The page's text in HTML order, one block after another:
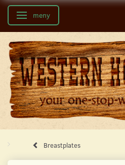
Ändra navigering
meny
Breastplates